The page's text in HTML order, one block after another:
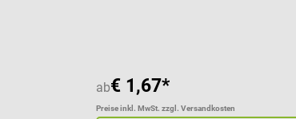
ab€ 1,67*
Preise inkl. MwSt. zzgl. Versandkosten